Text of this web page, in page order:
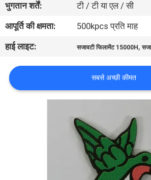
संपर्क
करें
उद्धरण
की
भुगतान शर्तें:
टी / टी या एल / सी
आपूर्ति की क्षमता:
500kpcs प्रति माह
हाई लाइट:
सजावटी फिलामेंट 15000H ,
सबसे अच्छी कीमत